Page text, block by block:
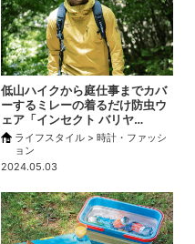
低山ハイクから庭仕事までカバ
ーするミレーの着るだけ防虫ウ
ェア「インセクト バリヤ…
ライフスタイル > 時計・ファッシ
ョン
2024.05.03